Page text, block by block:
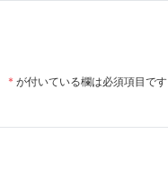
* が付いている欄は必須項目です